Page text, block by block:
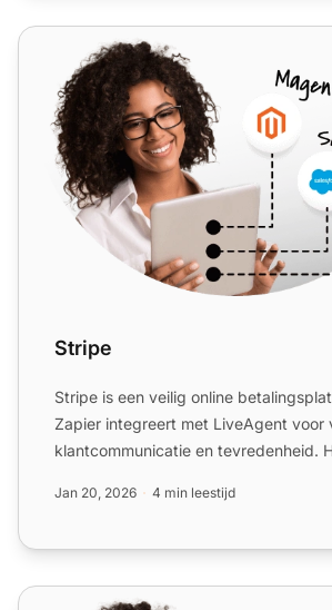
Stripe
Stripe
Stripe is een veilig online
Zapier integreert met LiveAgent voor
klantcommunicatie en tevredenheid.
Jan 20, 2026 4 min leestijd
Braintree